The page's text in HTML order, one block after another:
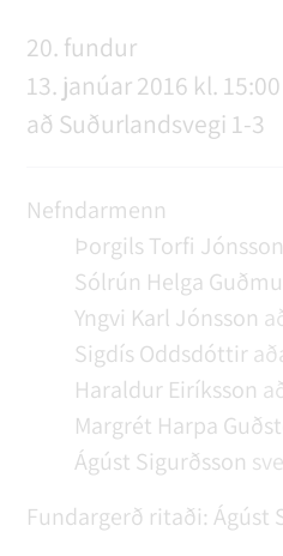
YTRA
20. fundur
13. janúar 2016 kl.
að Suðurlandsvegi 1-3
Nefndarmenn
Þorgils Torfi Jónsson
Sólrún Helga
Yngvi Karl Jónsson
Sigdís Oddsdóttir
Haraldur Eiríksson
Margrét Harpa
Ágúst Sigurðsson
Fundargerð ritaði: Ágúst